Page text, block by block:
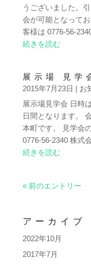
うございました。
会が可能となって
客様は 0776-56-
続きを読む
展示場 見学
2015年7月23日 | お
展示場見学会 日時
日間となります。
本町です。 見学会
0776-56-2340 株式
続きを読む
« 前のエントリー
アーカイブ
2022年10月
2017年7月